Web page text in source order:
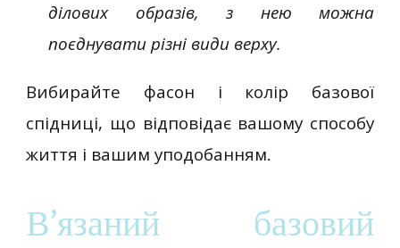
ділових образів, з нею можна
поєднувати різні види верху.
Вибирайте фасон і колір базової
спідниці, що відповідає вашому способу
життя і вашим уподобанням.
В’язаний базовий